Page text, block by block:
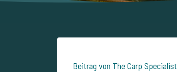
Beitrag von The Carp Specialist